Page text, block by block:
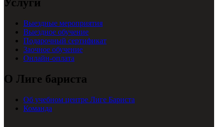
Выездные мероприятия
Выездное обучение
Подарочный сертификат
Заочное обучение
Онлайн-оплата
О Лиге бариста
Об учебном центре Лиге Бариста
Команда